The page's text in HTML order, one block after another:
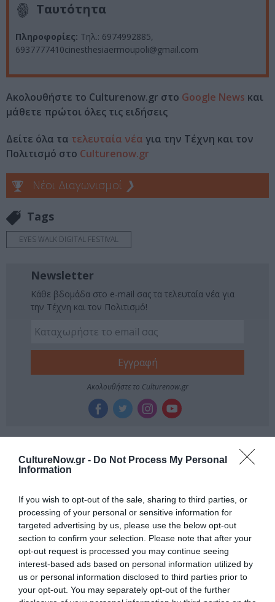
CultureNow.gr - Do Not Process My Personal
Information
If you wish to opt-out of the sale, sharing to third parties, or
processing of your personal or sensitive information for
targeted advertising by us, please use the below opt-out
section to confirm your selection. Please note that after your
opt-out request is processed you may continue seeing
interest-based ads based on personal information utilized by
us or personal information disclosed to third parties prior to
your opt-out. You may separately opt-out of the further
Ταυτότητα
Πληροφορίες: Τηλ.: 6974992885,
6937777410cinesthesiaermoupoli@gmail.com
Ακολουθήστε το Culturenow.gr στο Google News και
μάθετε πρώτοι όλες τις ειδήσεις
Δείτε όλα τα τελευταία νέα για την Τέχνη και τον
Πολιτισμό στο Culturenow.gr
Νέοι Διαγωνισμοί ❯
Tags
EYES WALK DIGITAL FESTIVAL
Newsletter
Κάθε βδομάδα στο e-mail σας τα τελευταία νέα για
την Τέχνη και τον Πολιτισμό!
Ακολουθήστε το Culturenow.gr
Σχετικά Άρθρα
Ο Λάκης Χαλκιάς,
σημαντικός
εκπρόσωπος της
μουσικής μας
Η Σιγκαπούρη
απαγορεύει την
είσοδο σε δύο μέλη
των Massive Attack